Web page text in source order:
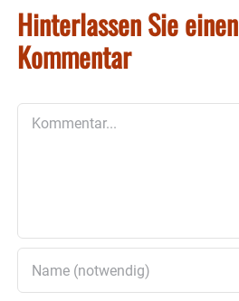
Hinterlassen Sie einen
Kommentar